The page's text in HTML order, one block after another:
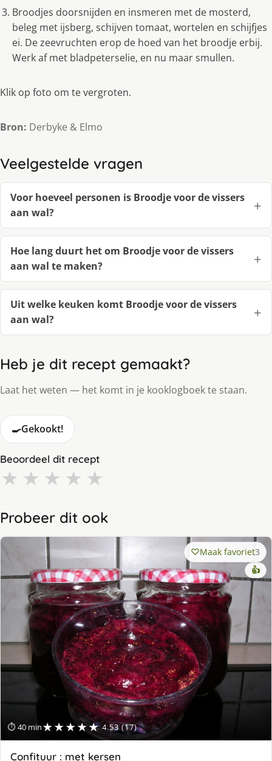
Broodjes doorsnijden en insmeren met de mosterd,
beleg met ijsberg, schijven tomaat, wortelen en schijfjes
ei. De zeevruchten erop de hoed van het broodje erbij.
Werk af met bladpeterselie, en nu maar smullen.
Klik op foto om te vergroten.
Bron: Derbyke & Elmo
Veelgestelde vragen
Voor hoeveel personen is Broodje voor de vissers
aan wal?
Hoe lang duurt het om Broodje voor de vissers
aan wal te maken?
Uit welke keuken komt Broodje voor de vissers
aan wal?
Heb je dit recept gemaakt?
Laat het weten — het komt in je kooklogboek te staan.
🍳Gekookt!
Beoordeel dit recept
★ ★ ★ ★ ★
Probeer dit ook
⏱ 40 min★★★★★ 4.53 (17)
Maak favoriet3
👍
Confituur : met kersen